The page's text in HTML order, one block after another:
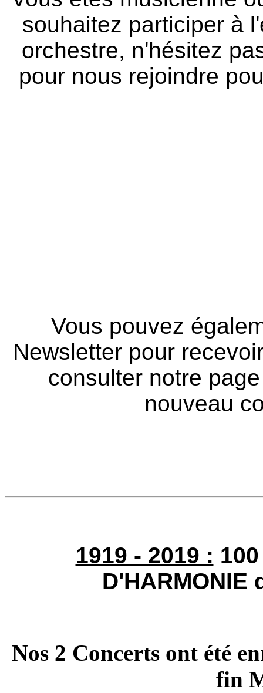
souhaitez participer à
orchestre, n'hésitez
pour nous rejoindre
Vous pouvez
Newsletter pour
consulter notre
nouveau
1919 - 2019 :
D'HARMONIE
Nos 2 Concerts ont été
fin